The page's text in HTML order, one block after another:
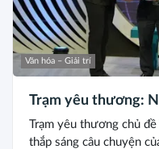
Văn hóa – Giải trí
Trạm yêu thương:
Trạm yêu thương chủ
thắp sáng câu chuyện